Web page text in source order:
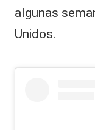
algunas
Unidos.